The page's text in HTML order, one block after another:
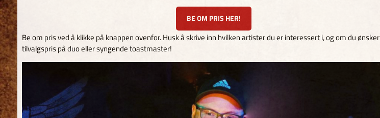
BE OM PRIS HER!
Be om pris ved å klikke på knappen ovenfor. Husk å skrive inn hvilken artister du er interessert i, og om du ønsker
tilvalgspris på duo eller syngende toastmaster!